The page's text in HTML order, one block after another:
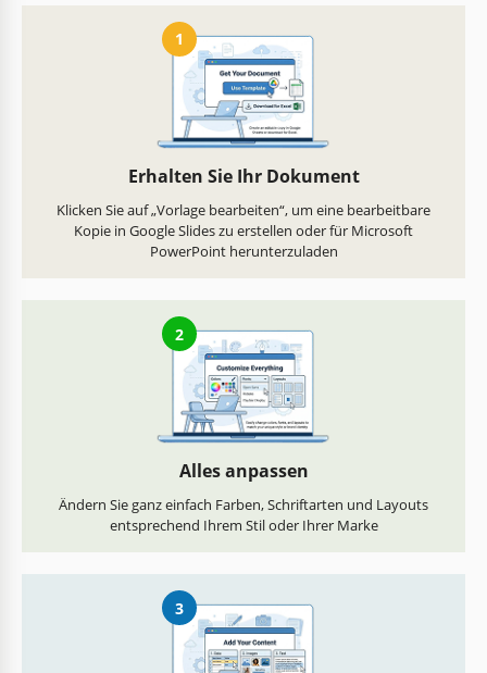
1
Erhalten Sie Ihr Dokument
Klicken Sie auf „Vorlage bearbeiten“, um eine bearbeitbare
Kopie in Google Slides zu erstellen oder für Microsoft
PowerPoint herunterzuladen
2
Alles anpassen
Ändern Sie ganz einfach Farben, Schriftarten und Layouts
entsprechend Ihrem Stil oder Ihrer Marke
3